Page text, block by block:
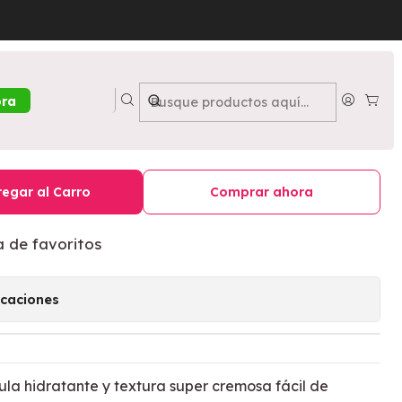
& Gloss Strawberry Fields -
al Carro Comprar ahora
de favoritos
hidratante y textura super cremosa fácil de